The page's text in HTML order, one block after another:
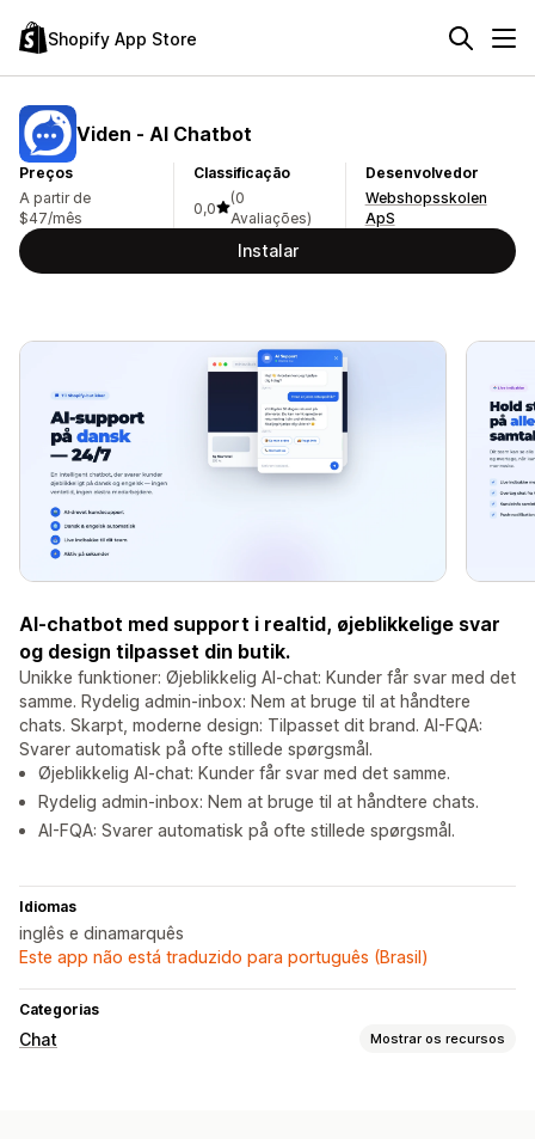
Shopify App Store
Viden ‑ AI Chatbot
Preços
A partir de
$47/mês
Classificação
0,0
(0
Avaliações)
Desenvolvedor
Webshopsskolen
ApS
Instalar
AI-chatbot med support i realtid, øjeblikkelige svar
og design tilpasset din butik.
Unikke funktioner: Øjeblikkelig AI-chat: Kunder får svar med det
samme. Rydelig admin-inbox: Nem at bruge til at håndtere
chats. Skarpt, moderne design: Tilpasset dit brand. AI-FQA:
Svarer automatisk på ofte stillede spørgsmål.
Øjeblikkelig AI-chat: Kunder får svar med det samme.
Rydelig admin-inbox: Nem at bruge til at håndtere chats.
AI-FQA: Svarer automatisk på ofte stillede spørgsmål.
Idiomas
inglês e dinamarquês
Este app não está traduzido para português (Brasil)
Categorias
Chat Mostrar os recursos